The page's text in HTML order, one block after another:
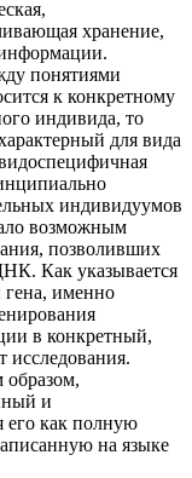
хранение,
понятиями
к конкретному
индивида, то
для вида
индивидуумов
возможным
позволивших
Как указывается
гена, именно
в конкретный,
исследования.
образом,
и
его как полную
на языке